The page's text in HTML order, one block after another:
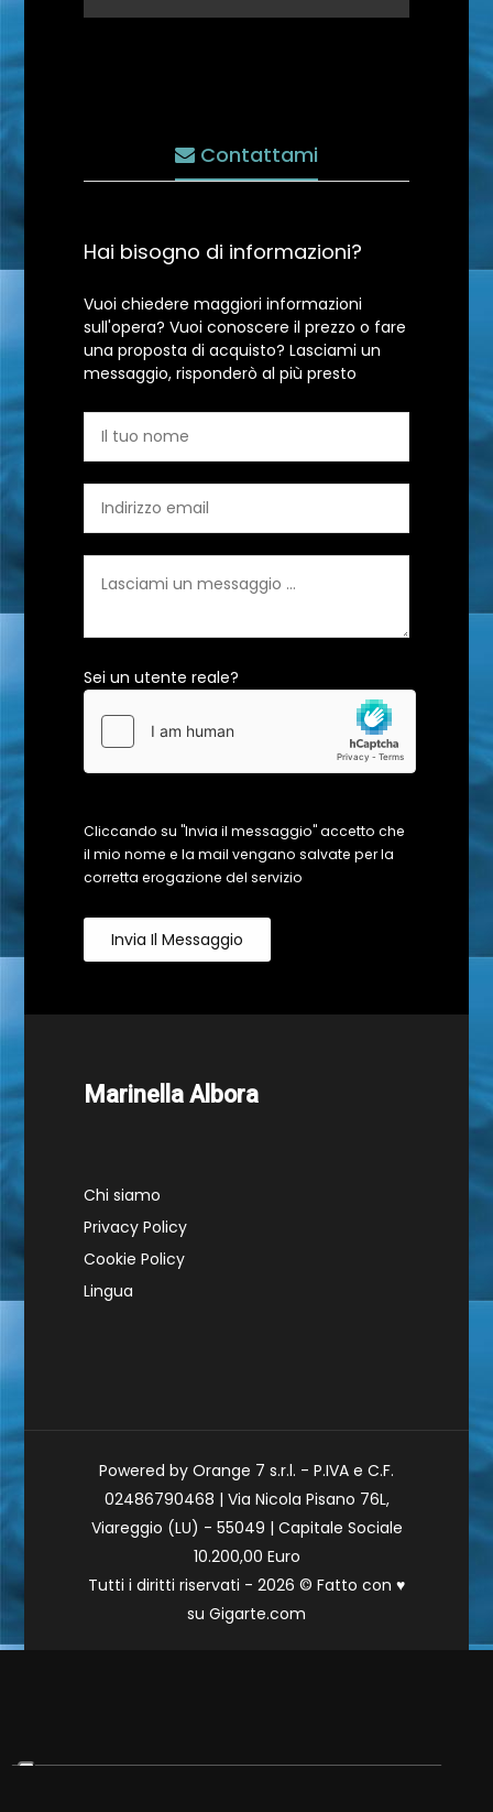
Contattami
Hai bisogno di informazioni?
Vuoi chiedere maggiori informazioni
sull'opera? Vuoi conoscere il prezzo o fare
una proposta di acquisto? Lasciami un
messaggio, risponderò al più presto
Sei un utente reale?
Cliccando su "Invia il messaggio" accetto che
il mio nome e la mail vengano salvate per la
corretta erogazione del servizio
Invia Il Messaggio
Marinella Albora
Chi siamo
Privacy Policy
Cookie Policy
Lingua
Powered by Orange 7 s.r.l. - P.IVA e C.F.
02486790468 | Via Nicola Pisano 76L,
Viareggio (LU) - 55049 | Capitale Sociale
10.200,00 Euro
Tutti i diritti riservati - 2026 © Fatto con ♥
su Gigarte.com